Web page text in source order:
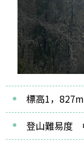
標高1，
登山難易度